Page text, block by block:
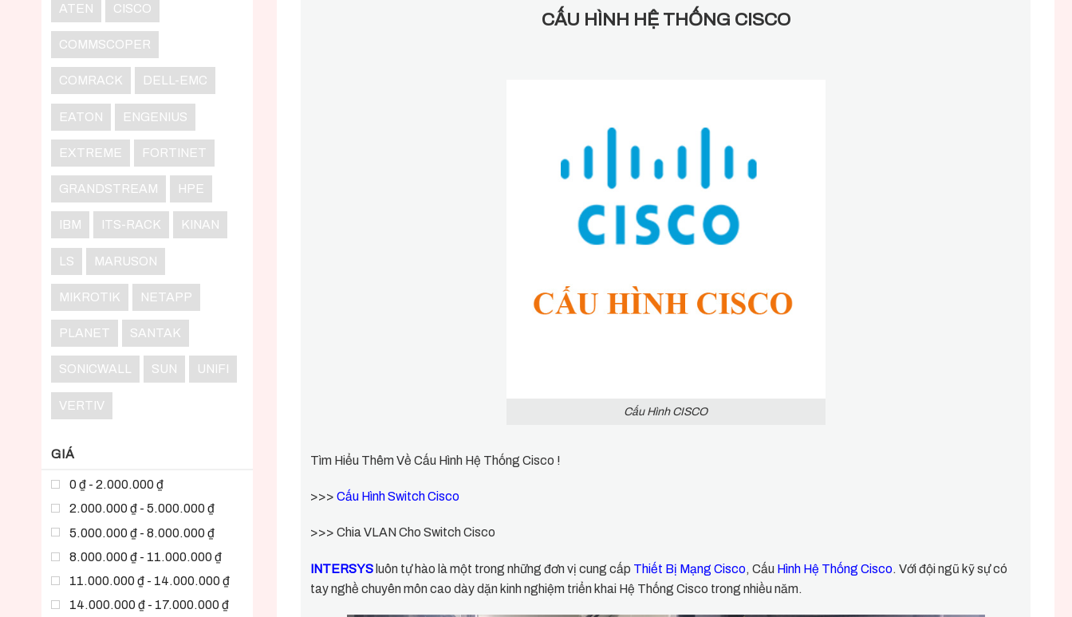
ATEN CISCO
COMMSCOPER
COMRACK DELL-EMC
EATON ENGENIUS
EXTREME FORTINET
GRANDSTREAM HPE
IBM ITS-RACK KINAN
LS MARUSON
MIKROTIK NETAPP
PLANET SANTAK
SONICWALL SUN UNIFI
VERTIV
GIÁ
0 ₫ - 2.000.000 ₫
2.000.000 ₫ - 5.000.000 ₫
5.000.000 ₫ - 8.000.000 ₫
8.000.000 ₫ - 11.000.000 ₫
11.000.000 ₫ - 14.000.000 ₫
14.000.000 ₫ - 17.000.000 ₫
CẤU HÌNH HỆ THỐNG CISCO
Cấu Hình CISCO
Tìm Hiểu Thêm Về Cấu Hình Hệ Thống Cisco !
>>> Cấu Hình Switch Cisco
>>> Chia VLAN Cho Switch Cisco
INTERSYS luôn tự hào là một trong những đơn vị cung cấp Thiết Bị Mạng Cisco, Cấu Hình Hệ Thống Cisco. Với đội ngũ kỹ sự có
tay nghề chuyên môn cao dày dặn kinh nghiệm triển khai Hệ Thống Cisco trong nhiều năm.